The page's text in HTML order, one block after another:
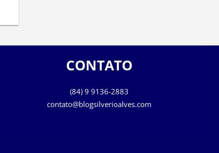
CONTATO
(84) 9 9136-2883
contato@blogsilverioalves.com